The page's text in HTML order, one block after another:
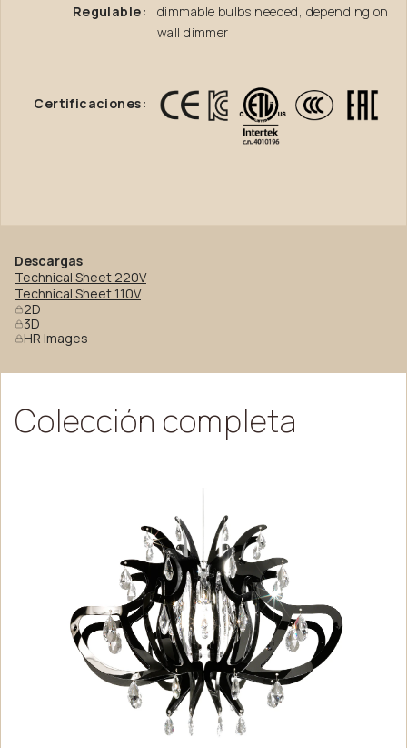
Regulable:
dimmable bulbs needed, depending on
wall dimmer
Certificaciones:
Descargas
Technical Sheet 220V
Technical Sheet 110V
2D
3D
HR Images
Colección completa